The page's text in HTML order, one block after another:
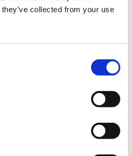
collected from your use
ふぉ ぬいぐるみ ラバラ・バリナ